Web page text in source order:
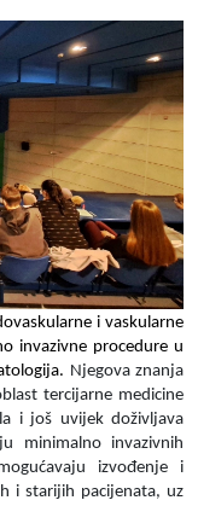
i vaskularne
invazivne procedure u
Njegova znanja
tercijarne medicine
i još uvijek doživljava
minimalno invazivnih
izvođenje i
i starijih pacijenata, uz